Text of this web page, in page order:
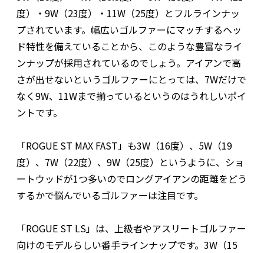
度）・9W（23度）・11W（25度）とフルラインナッ
プされています。幅広いゴルファーにマッチするヘッ
ド特性を備えていることから、このような豊富なライ
ンナップが採用されているのでしょう。アイアンで高
さが出せないというゴルファーにとっては、7Wだけで
なく9W、11Wまで揃っているというのはうれしいポイ
ントです。
「ROGUE ST MAX FAST」も3W（16度）、5W（19
度）、7W（22度）、9W（25度）というように、ショ
ートウッドが1つ多いのでロングアイアンの距離をどう
するかで悩んでいるゴルファーは注目です。
「ROGUE ST LS」は、上級者やアスリートゴルファー
向けのモデルらしい番手ラインナップです。3W（15